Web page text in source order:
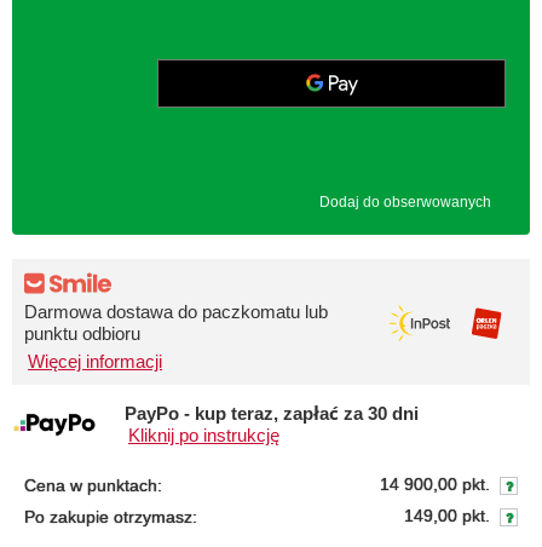
Dodaj do obserwowanych
Darmowa dostawa do paczkomatu lub
punktu odbioru
Więcej informacji
PayPo - kup teraz, zapłać za 30 dni
Kliknij po instrukcję
Cena w punktach:
14 900,00 pkt.
Po zakupie otrzymasz:
149,00 pkt.